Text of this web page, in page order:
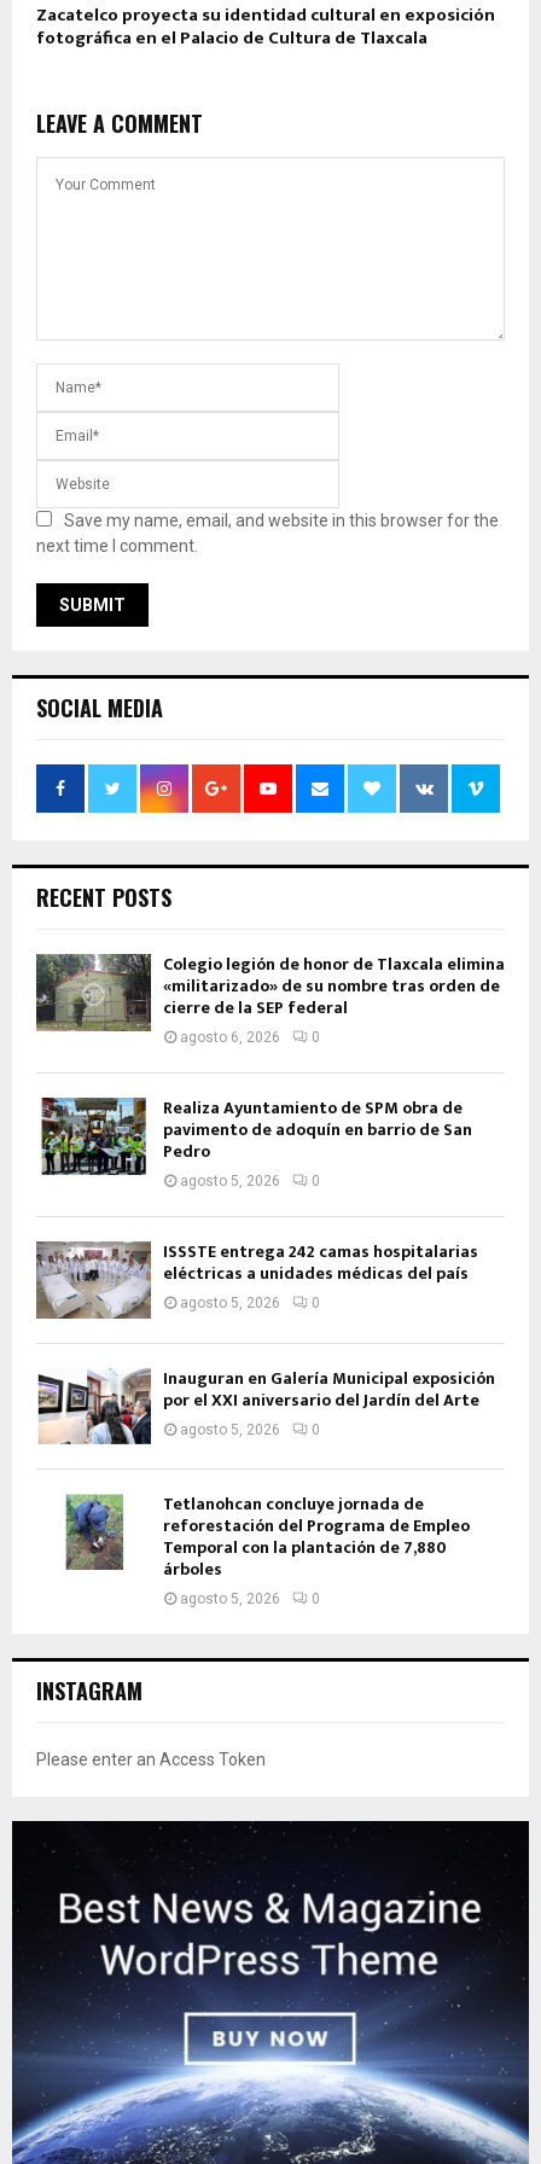
Zacatelco proyecta su identidad cultural en exposición
fotográfica en el Palacio de Cultura de Tlaxcala
LEAVE A COMMENT
Save my name, email, and website in this browser for the
next time I comment.
SOCIAL MEDIA
RECENT POSTS
Colegio legión de honor de Tlaxcala elimina
«militarizado» de su nombre tras orden de
cierre de la SEP federal
agosto 6, 2026 0
Realiza Ayuntamiento de SPM obra de
pavimento de adoquín en barrio de San
Pedro
agosto 5, 2026 0
ISSSTE entrega 242 camas hospitalarias
eléctricas a unidades médicas del país
agosto 5, 2026 0
Inauguran en Galería Municipal exposición
por el XXI aniversario del Jardín del Arte
agosto 5, 2026 0
Tetlanohcan concluye jornada de
reforestación del Programa de Empleo
Temporal con la plantación de 7,880
árboles
agosto 5, 2026 0
INSTAGRAM
Please enter an Access Token